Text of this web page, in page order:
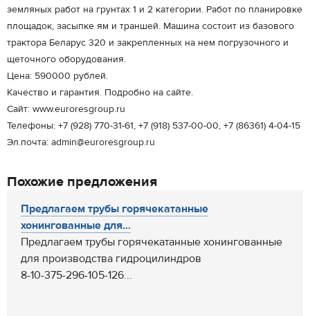
земляных работ на грунтах 1 и 2 категории. Работ по планировке
площадок, засыпке ям и траншей. Машина состоит из базового
трактора Беларус 320 и закрепленных на нем погрузочного и
щеточного оборудования.
Цена: 590000 рублей.
Качество и гарантия. Подробно на сайте.
Сайт: www.euroresgroup.ru
Телефоны: +7 (928) 770-31-61, +7 (918) 537-00-00, +7 (86361) 4-04-15
Эл.почта: admin@euroresgroup.ru
Похожие предложения
Предлагаем трубы горячекатанные
хонингованные для...
Предлагаем трубы горячекатанные хонингованные
для производства гидроцилиндров
8-10-375-296-105-126...